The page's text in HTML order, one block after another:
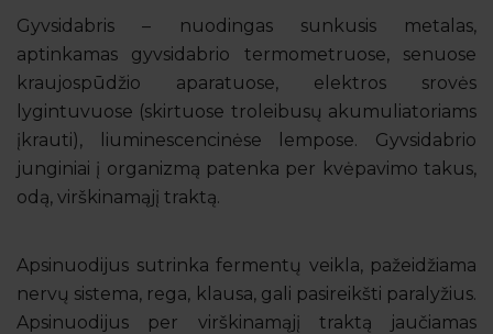
Gyvsidabris – nuodingas sunkusis metalas,
aptinkamas gyvsidabrio termometruose, senuose
kraujospūdžio aparatuose, elektros srovės
lygintuvuose (skirtuose troleibusų akumuliatoriams
įkrauti), liuminescencinėse lempose. Gyvsidabrio
junginiai į organizmą patenka per kvėpavimo takus,
odą, virškinamąjį traktą.
Apsinuodijus sutrinka fermentų veikla, pažeidžiama
nervų sistema, rega, klausa, gali pasireikšti paralyžius.
Apsinuodijus per virškinamąjį traktą jaučiamas